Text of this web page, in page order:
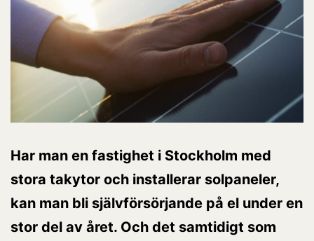
Har man en fastighet i Stockholm med
stora takytor och installerar solpaneler,
kan man bli självförsörjande på el under en
stor del av året. Och det samtidigt som